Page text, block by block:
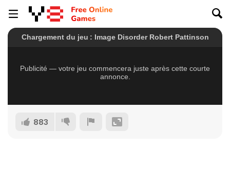
883